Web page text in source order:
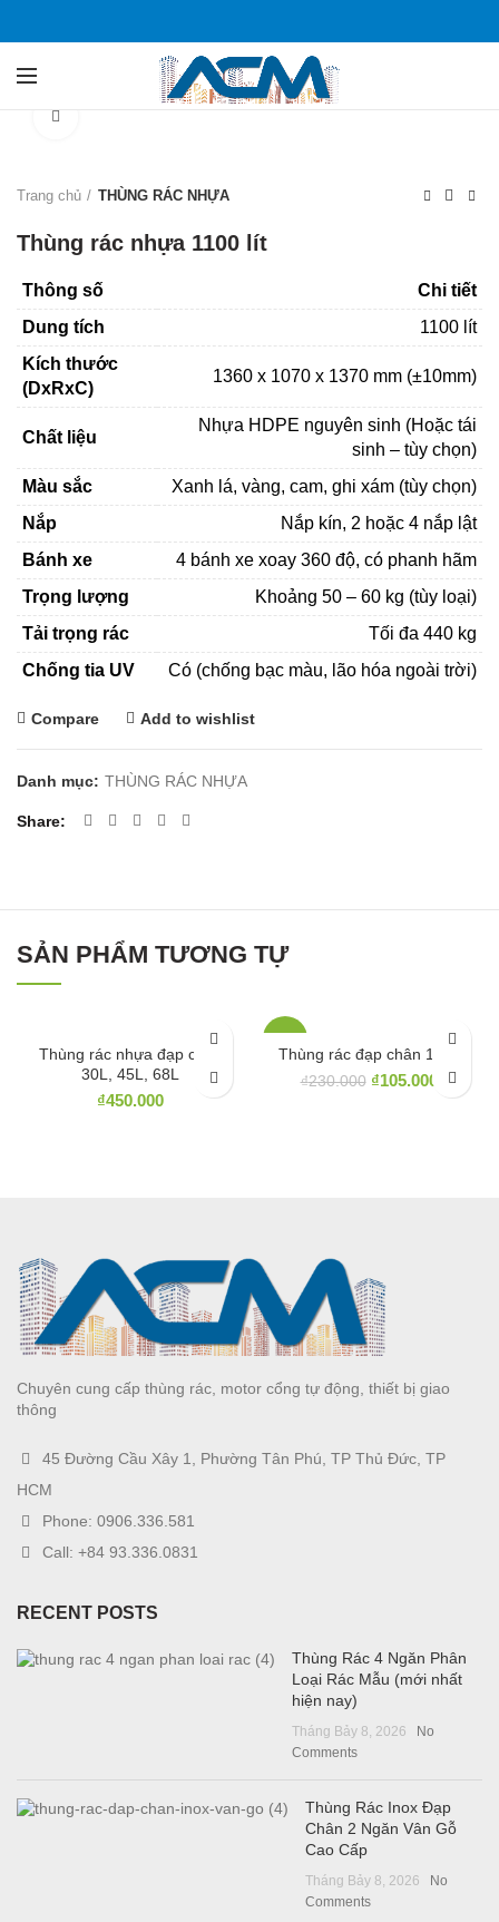
Trang chủ THÙNG RÁC NHỰA
Thùng rác nhựa 1100 lít
Thông số
Chi tiết
Dung tích
1100 lít
Kích thước
(DxRxC)
1360 x 1070 x 1370 mm (±10mm)
Chất liệu
Nhựa HDPE nguyên sinh (Hoặc tái
sinh – tùy chọn)
Màu sắc
Xanh lá, vàng, cam, ghi xám (tùy chọn)
Nắp
Nắp kín, 2 hoặc 4 nắp lật
Bánh xe
4 bánh xe xoay 360 độ, có phanh hãm
Trọng lượng
Khoảng 50 – 60 kg (tùy loại)
Tải trọng rác
Tối đa 440 kg
Chống tia UV
Có (chống bạc màu, lão hóa ngoài trời)
Compare Add to wishlist
Danh mục: THÙNG RÁC NHỰA
Share
SẢN PHẨM TƯƠNG TỰ
Thùng rác nhựa đạp chân
30L, 45L, 68L
₫450.000
Thùng rác đạp chân 15 lít
₫230.000 ₫105.000
Chuyên cung cấp thùng rác, motor cổng tự động, thiết bị giao
thông
45 Đường Cầu Xây 1, Phường Tân Phú, TP Thủ Đức, TP
HCM
Phone: 0906.336.581
Call: +84 93.336.0831
RECENT POSTS
Thùng Rác 4 Ngăn Phân
Loại Rác Mẫu (mới nhất
hiện nay)
Tháng Bảy 8, 2026
No
Comments
Thùng Rác Inox Đạp
Chân 2 Ngăn Vân Gỗ
Cao Cấp
Tháng Bảy 8, 2026
No
Comments